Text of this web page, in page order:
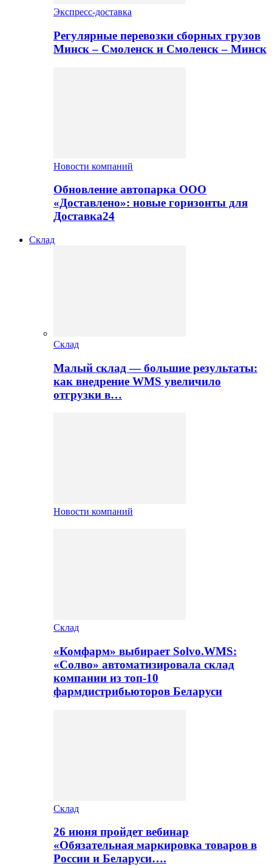
Экспресс-доставка
Регулярные перевозки сборных грузов
Минск – Смоленск и Смоленск – Минск
Новости компаний
Обновление автопарка ООО
«Доставлено»: новые горизонты для
Доставка24
Склад
Склад
Малый склад — большие результаты:
как внедрение WMS увеличило
отгрузки в…
Новости компаний
Склад
«Комфарм» выбирает Solvo.WMS:
«Солво» автоматизировала склад
компании из топ-10
фармдистрибьюторов Беларуси
Склад
26 июня пройдет вебинар
«Обязательная маркировка товаров в
России и Беларуси….